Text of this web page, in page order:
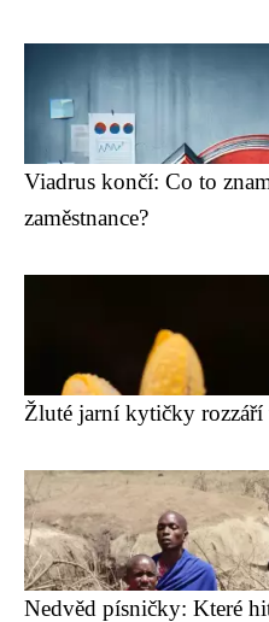
Viadrus končí: Co to
zaměstnance?
Žluté jarní kytičky rozzáří
Nedvěd písničky: Které